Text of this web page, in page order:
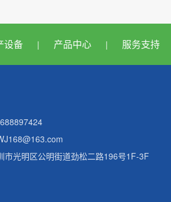
设备 | 产品中心 | 服务支持
市光明区公明街道劲松二路196号1F-3F